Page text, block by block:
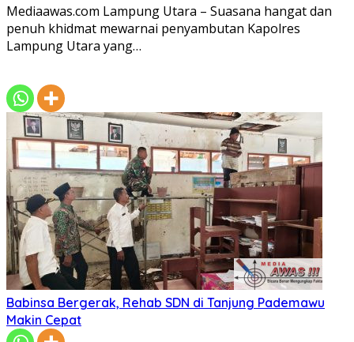
Mediaawas.com Lampung Utara – Suasana hangat dan
penuh khidmat mewarnai penyambutan Kapolres
Lampung Utara yang…
Babinsa Bergerak, Rehab SDN di Tanjung Pademawu
Makin Cepat